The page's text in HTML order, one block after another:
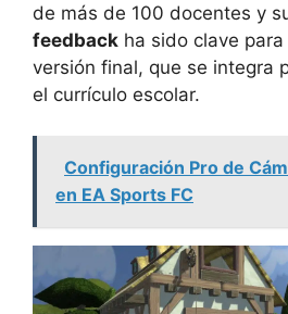
de más de 100 docentes y
feedback ha sido clave
versión final, que se integra
el currículo escolar.
Configuración Pro de
en EA Sports FC